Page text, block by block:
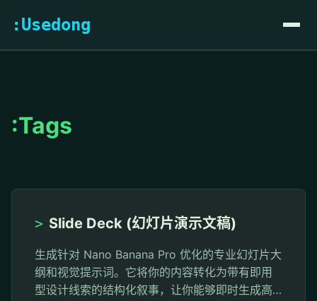
:Usedong
:Tags
> Slide Deck (幻灯片演示文稿)
生成针对 Nano Banana Pro 优化的专业幻灯片大
纲和视觉提示词。它将你的内容转化为带有即用
型设计线索的结构化叙事，让你能够即时生成高